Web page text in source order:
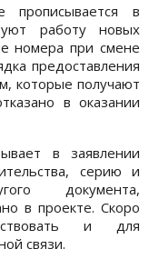
прописывается в
работу новых
номера при смене
предоставления
которые получают
в оказании
в заявлении
серию и
документа,
в проекте. Скоро
и для
связи.